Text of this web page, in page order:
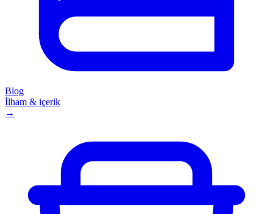
Blog
İlham & içerik
→